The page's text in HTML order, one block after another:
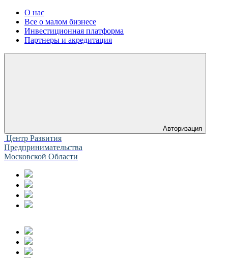
О нас
Все о малом бизнесе
Инвестиционная платформа
Партнеры и акредитация
Авторизация
Центр Развития
Предпринимательства
Московской Области